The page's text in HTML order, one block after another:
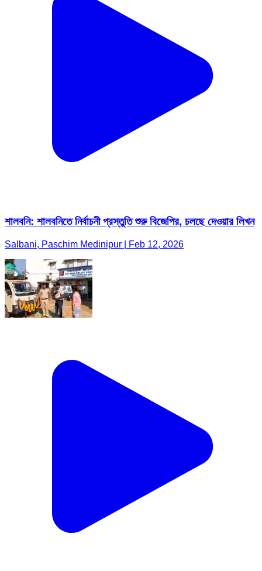
শালবনি: শালবনিতে নির্বাচনী প্রস্তুতি শুরু বিজেপির, চলছে দেওয়ার লিখন
Salbani, Paschim Medinipur | Feb 12, 2026